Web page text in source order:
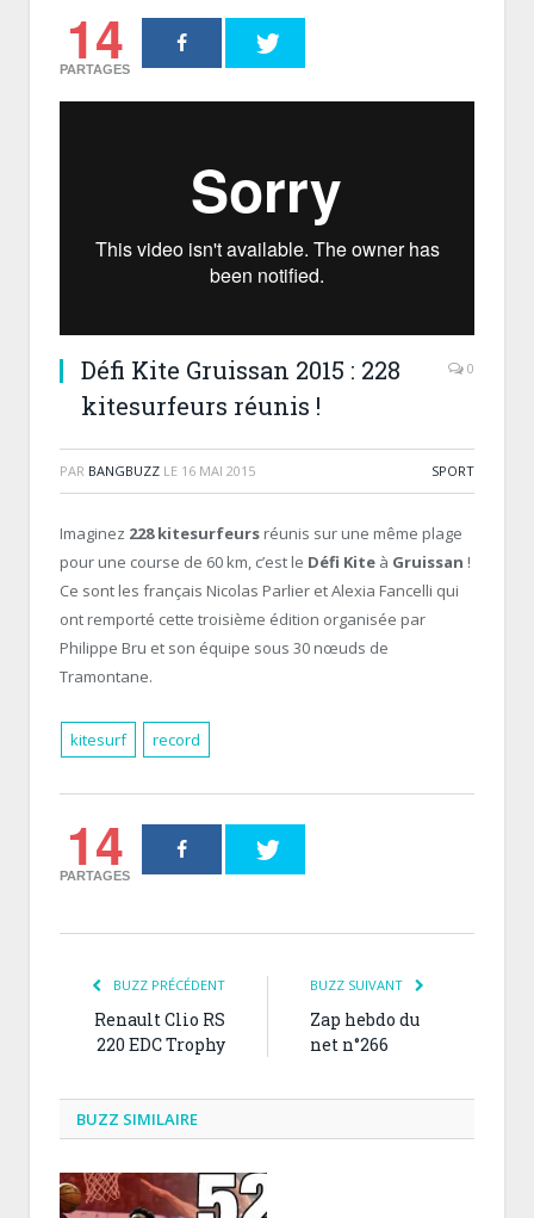
14
PARTAGES
Défi Kite Gruissan 2015 : 228
kitesurfeurs réunis !
0
PAR BANGBUZZ LE 16 MAI 2015 SPORT
Imaginez 228 kitesurfeurs réunis sur une même plage
pour une course de 60 km, c’est le Défi Kite à Gruissan !
Ce sont les français Nicolas Parlier et Alexia Fancelli qui
ont remporté cette troisième édition organisée par
Philippe Bru et son équipe sous 30 nœuds de
Tramontane.
kitesurf record
14
PARTAGES
BUZZ PRÉCÉDENT
Renault Clio RS
220 EDC Trophy
BUZZ SUIVANT
Zap hebdo du
net n°266
BUZZ SIMILAIRE